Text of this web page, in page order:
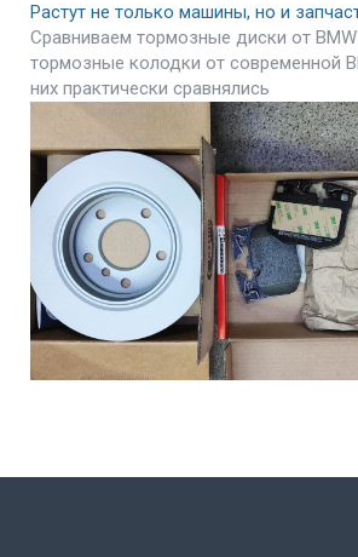
Растут не только машины, но и
Сравниваем тормозные диски от BMW
тормозные колодки от современной
них практически сравнялись